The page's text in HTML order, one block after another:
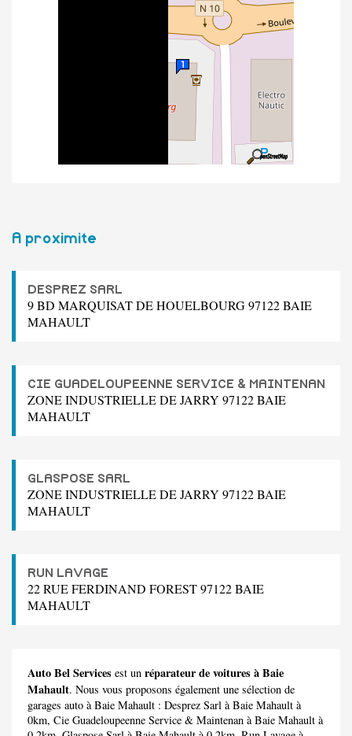
A proximite
DESPREZ SARL
9 BD MARQUISAT DE HOUELBOURG 97122 BAIE
MAHAULT
CIE GUADELOUPEENNE SERVICE & MAINTENAN
ZONE INDUSTRIELLE DE JARRY 97122 BAIE
MAHAULT
GLASPOSE SARL
ZONE INDUSTRIELLE DE JARRY 97122 BAIE
MAHAULT
RUN LAVAGE
22 RUE FERDINAND FOREST 97122 BAIE
MAHAULT
Auto Bel Services est un réparateur de voitures à Baie
Mahault. Nous vous proposons également une sélection de
garages auto à Baie Mahault : Desprez Sarl à Baie Mahault à
0km, Cie Guadeloupeenne Service & Maintenan à Baie Mahault à